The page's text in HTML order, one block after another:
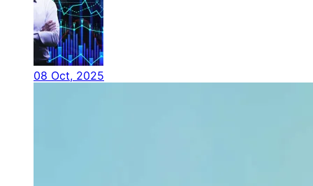
08 Oct, 2025